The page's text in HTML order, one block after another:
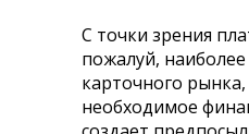
С точки зрения
пожалуй,
карточного рынка,
необходимое